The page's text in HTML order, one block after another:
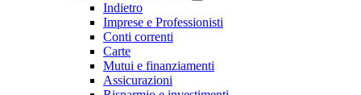
Indietro
Imprese e Professionisti
Conti correnti
Carte
Mutui e finanziamenti
Assicurazioni